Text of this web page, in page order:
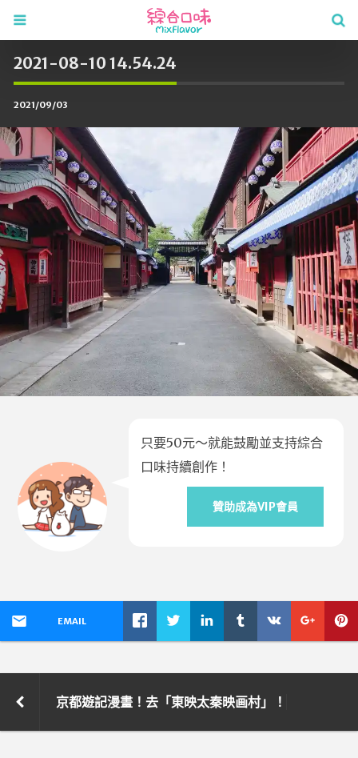
2021-08-10 14.54.24
2021/09/03
只要50元～就能鼓勵並支持綜合
口味持續創作！
贊助成為VIP會員
EMAIL
京都遊記漫畫！去「東映太秦映画村」！